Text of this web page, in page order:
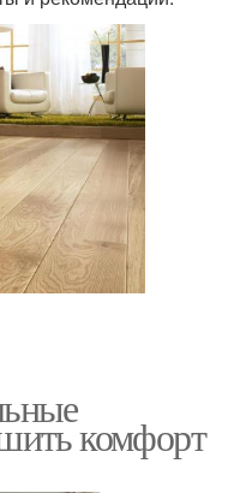
комфорт